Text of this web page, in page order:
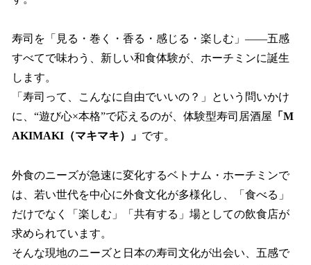
寿司を「見る・巻く・香る・感じる・楽しむ」――五感
すべてで味わう、新しい和食体験が、ホーチミンに誕生
します。
「寿司って、こんなに自由でいいの？」という問いかけ
に、“遊び心×本格”で応えるのが、体験型寿司居酒屋 「M
AKIMAKI（マキマキ）」 です。
外食のニーズが急速に変化するベトナム・ホーチミンで
は、若い世代を中心に外食文化が多様化し、「食べる」
だけでなく「楽しむ」「共有する」場としての飲食店が
求められています。
そんな現地のニーズと日本の寿司文化が出会い、五感で